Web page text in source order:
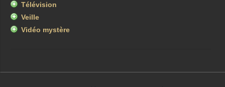
Télévision
Veille
Vidéo mystère